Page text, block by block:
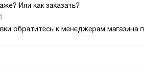
Или как заказать?
обратитесь к менеджерам магазина